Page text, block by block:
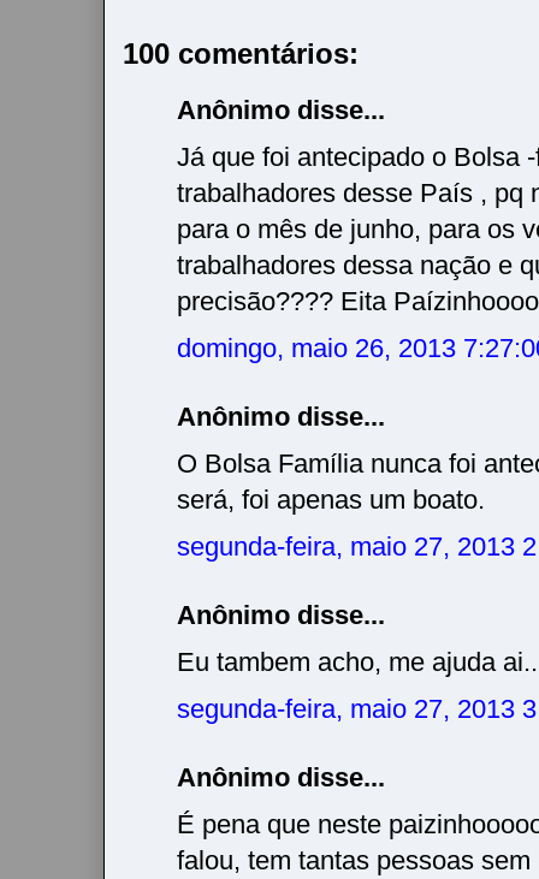
r
100 comentários:
Anônimo disse...
Já que foi antecipado o Bolsa
trabalhadores desse País , pq
para o mês de junho, para os
trabalhadores dessa nação e
precisão???? Eita
domingo, maio 26, 2013
Anônimo disse...
O Bolsa Família nunca foi
será, foi apenas um boato.
segunda-feira, maio 27, 2013
Anônimo disse...
Eu tambem acho, me ajuda
segunda-feira, maio 27, 2013
Anônimo disse...
É pena que neste
falou, tem tantas pessoas